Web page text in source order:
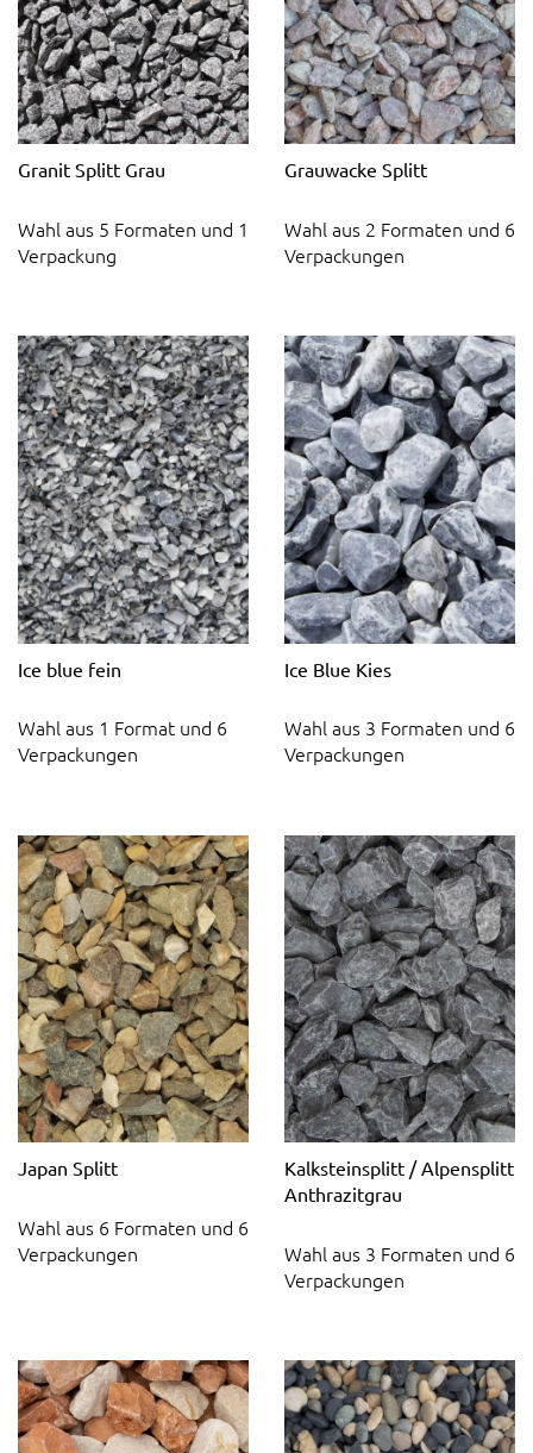
Granit Splitt Grau
Wahl aus 5 Formaten und 1
Verpackung
Grauwacke Splitt
Wahl aus 2 Formaten und 6
Verpackungen
Ice blue fein
Wahl aus 1 Format und 6
Verpackungen
Ice Blue Kies
Wahl aus 3 Formaten und 6
Verpackungen
Japan Splitt
Wahl aus 6 Formaten und 6
Verpackungen
Kalksteinsplitt / Alpensplitt
Anthrazitgrau
Wahl aus 3 Formaten und 6
Verpackungen